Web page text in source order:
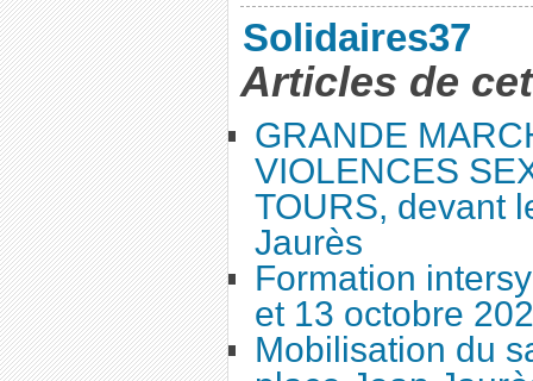
Solidaires37
Articles de
GRANDE
VIOLENCES
TOURS, devant
Jaurès
Formation
et 13 octobre
Mobilisation du